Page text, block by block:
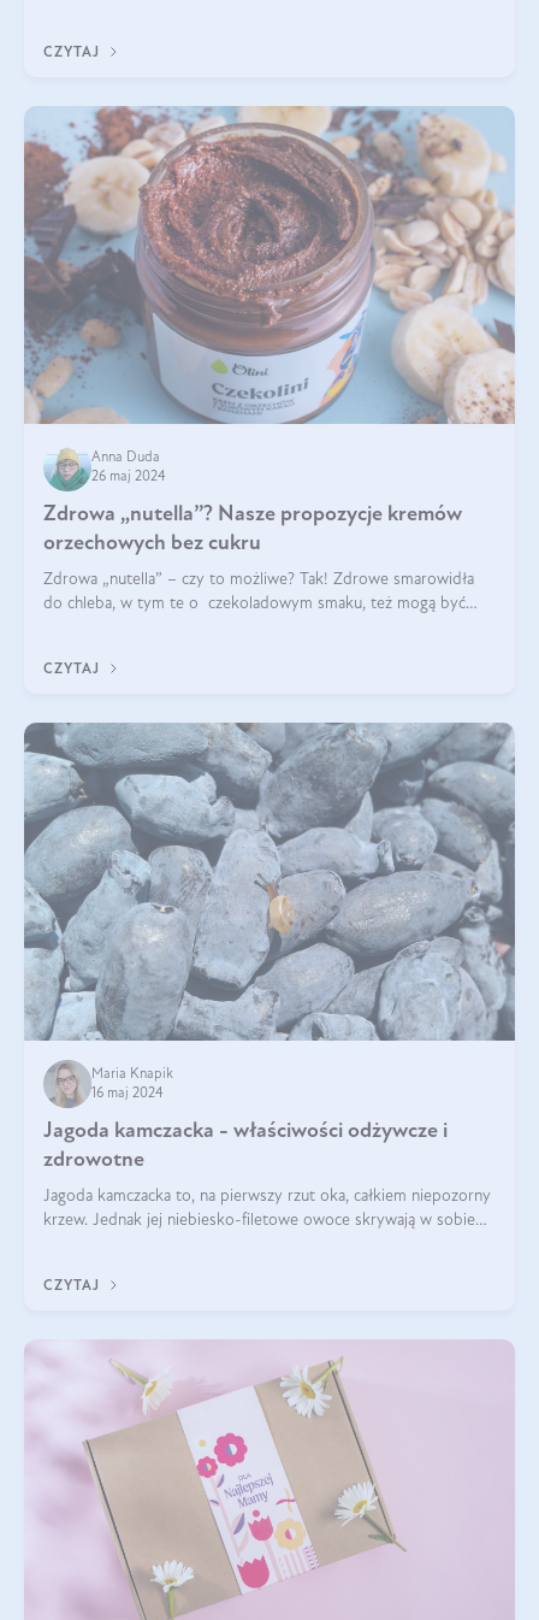
CZYTAJ
Anna Duda
26 maj 2024
Zdrowa „nutella”? Nasze propozycje kremów
orzechowych bez cukru
Zdrowa „nutella” – czy to możliwe? Tak! Zdrowe smarowidła
do chleba, w tym te o czekoladowym smaku, też mogą być
CZYTAJ
Maria Knapik
16 maj 2024
Jagoda kamczacka - właściwości odżywcze i
zdrowotne
Jagoda kamczacka to, na pierwszy rzut oka, całkiem niepozorny
krzew. Jednak jej niebiesko-filetowe owoce skrywają w sobie
CZYTAJ